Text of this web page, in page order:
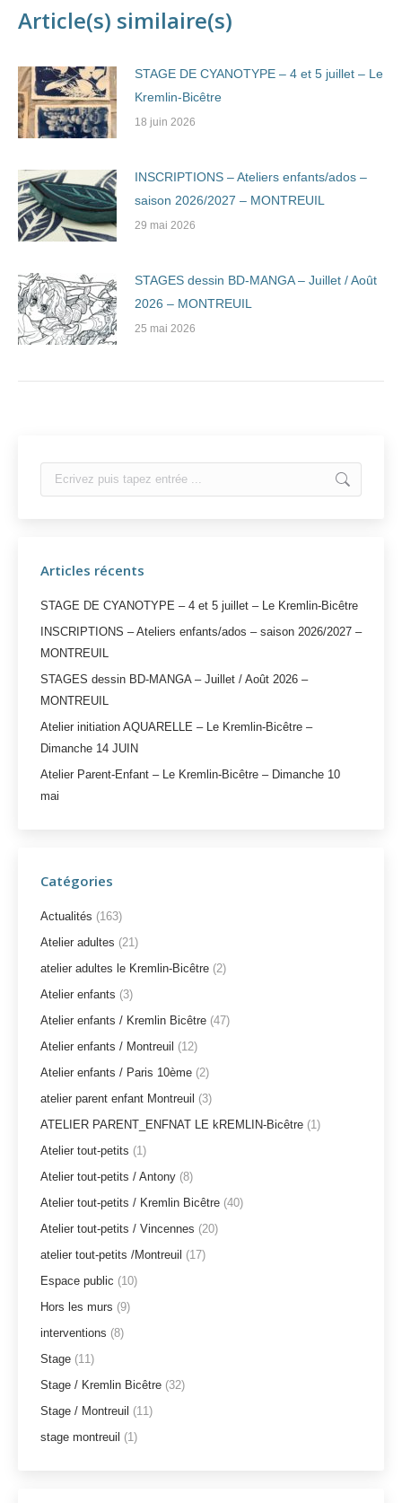
Article(s) similaire(s)
STAGE DE CYANOTYPE – 4 et 5 juillet – Le
Kremlin-Bicêtre
18 juin 2026
INSCRIPTIONS – Ateliers enfants/ados –
saison 2026/2027 – MONTREUIL
29 mai 2026
STAGES dessin BD-MANGA – Juillet / Août
2026 – MONTREUIL
25 mai 2026
Search:
Articles récents
STAGE DE CYANOTYPE – 4 et 5 juillet – Le Kremlin-Bicêtre
INSCRIPTIONS – Ateliers enfants/ados – saison 2026/2027 –
MONTREUIL
STAGES dessin BD-MANGA – Juillet / Août 2026 –
MONTREUIL
Atelier initiation AQUARELLE – Le Kremlin-Bicêtre –
Dimanche 14 JUIN
Atelier Parent-Enfant – Le Kremlin-Bicêtre – Dimanche 10
mai
Catégories
Actualités (163)
Atelier adultes (21)
atelier adultes le Kremlin-Bicêtre (2)
Atelier enfants (3)
Atelier enfants / Kremlin Bicêtre (47)
Atelier enfants / Montreuil (12)
Atelier enfants / Paris 10ème (2)
atelier parent enfant Montreuil (3)
ATELIER PARENT_ENFNAT LE kREMLIN-Bicêtre (1)
Atelier tout-petits (1)
Atelier tout-petits / Antony (8)
Atelier tout-petits / Kremlin Bicêtre (40)
Atelier tout-petits / Vincennes (20)
atelier tout-petits /Montreuil (17)
Espace public (10)
Hors les murs (9)
interventions (8)
Stage (11)
Stage / Kremlin Bicêtre (32)
Stage / Montreuil (11)
stage montreuil (1)